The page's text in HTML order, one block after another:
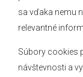
sa vďaka nemu
relevantné
Súbory cookies
návštevnosti a
Hlásenia